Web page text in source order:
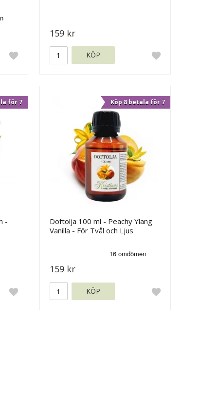
159 kr
KÖP
för 7
-
Köp 8 betala för 7
Doftolja 100 ml - Peachy Ylang
Vanilla - För Tvål och Ljus
159 kr
KÖP